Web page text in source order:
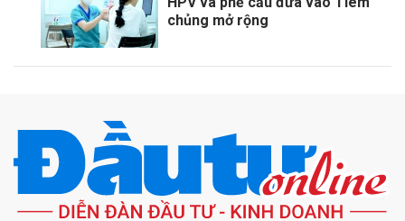
chủng mở rộng